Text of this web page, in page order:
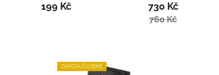
199 Kč 730 Kč
760 Kč
DOPORUČUJEME